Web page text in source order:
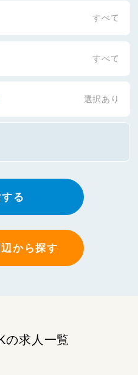
すべて
すべて
選択あり
る
から探す
の求人一覧